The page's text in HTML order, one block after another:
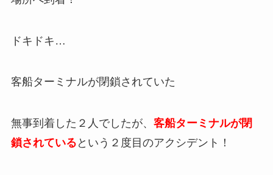
ドキドキ…
客船ターミナルが閉鎖されていた
無事到着した２人でしたが、 客船ターミナルが閉
鎖されている という２度目のアクシデント！